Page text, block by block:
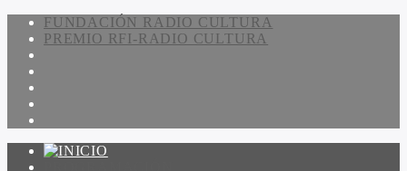
FUNDACIÓN RADIO CULTURA
PREMIO RFI-RADIO CULTURA